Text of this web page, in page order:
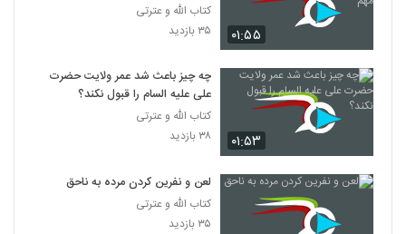
۰۱:۵۵
کتاب الله و عترتی
۳۵ بازدید
۰۱:۵۳
چه چیز باعث شد عمر ولایت حضرت
علی علیه السام را قبول نکند؟
کتاب الله و عترتی
۳۸ بازدید
لعن و نفرين کردن مرده به ناحق
کتاب الله و عترتی
۳۵ بازدید